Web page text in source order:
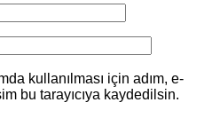
kullanılması için adım, e-
bu tarayıcıya kaydedilsin.